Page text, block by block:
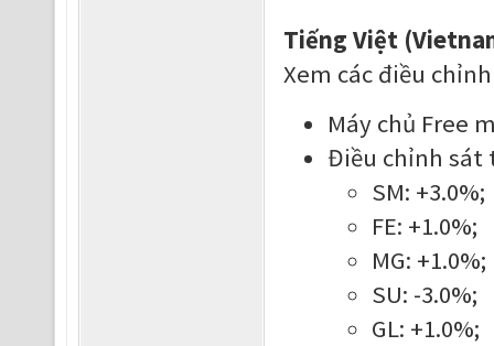
Tiếng Việt
Xem các điều
Máy chủ Free
Điều chỉnh sát
SM: +3.0%;
FE: +1.0%;
MG: +1.0%;
SU: -3.0%;
GL: +1.0%;